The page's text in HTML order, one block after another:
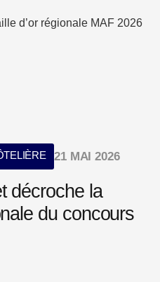
21 MAI 2026
décroche la
du concours